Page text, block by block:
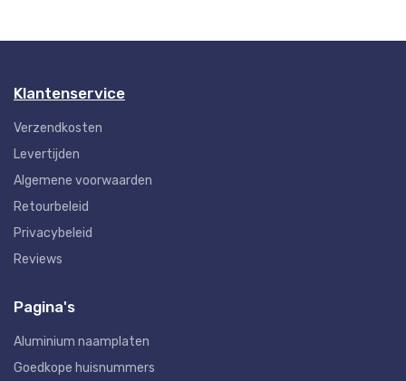
Klantenservice
Verzendkosten
Levertijden
Algemene voorwaarden
Retourbeleid
Privacybeleid
Reviews
Pagina's
Aluminium naamplaten
Goedkope huisnummers